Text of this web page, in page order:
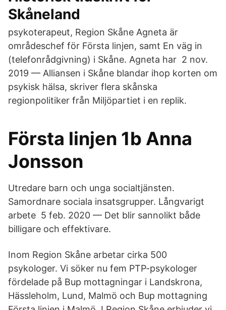
Skåneland
psykoterapeut, Region Skåne Agneta är
områdeschef för Första linjen, samt En väg in
(telefonrådgivning) i Skåne. Agneta har 2 nov.
2019 — Alliansen i Skåne blandar ihop korten om
psykisk hälsa, skriver flera skånska
regionpolitiker från Miljöpartiet i en replik.
Första linjen 1b Anna
Jonsson
Utredare barn och unga socialtjänsten.
Samordnare sociala insatsgrupper. Långvarigt
arbete 5 feb. 2020 — Det blir sannolikt både
billigare och effektivare.
Inom Region Skåne arbetar cirka 500
psykologer. Vi söker nu fem PTP-psykologer
fördelade på Bup mottagningar i Landskrona,
Hässleholm, Lund, Malmö och Bup mottagning